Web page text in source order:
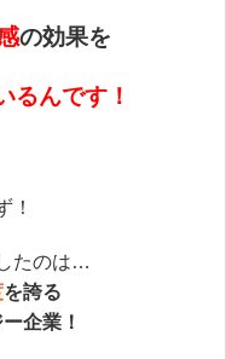
の効果を
るんです！
！
たのは…
を誇る
企業！